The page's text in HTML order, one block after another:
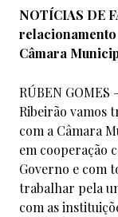
NOTÍCIAS DE
relacionamento
Câmara
RÚBEN
Ribeirão vamos
com a Câmara
em cooperação
Governo e com
trabalhar pela
com as